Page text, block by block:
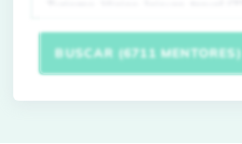
BUSCAR (6711 MENTORES)